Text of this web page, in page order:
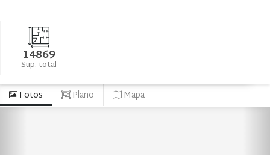
14869
Sup. total
Fotos Plano Mapa